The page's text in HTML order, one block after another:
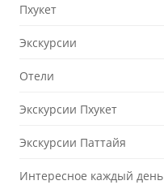
Пхукет
Экскурсии
Отели
Экскурсии Пхукет
Экскурсии Паттайя
Интересное каждый день